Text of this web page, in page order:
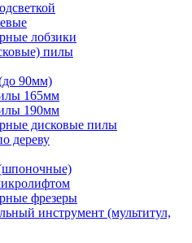
лобзики
пилы
90мм)
165мм
190мм
дисковые пилы
дереву
фрезеры
инструмент (мультитул,